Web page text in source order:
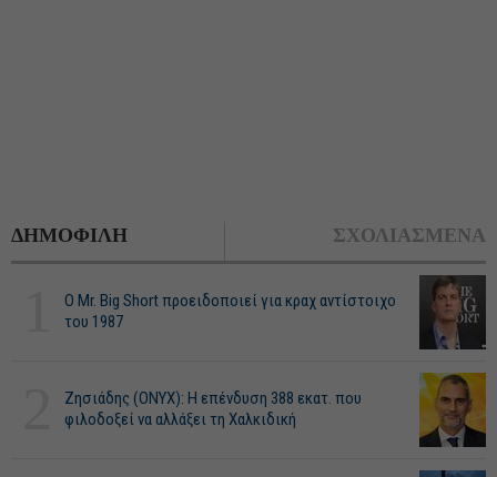
ΔΗΜΟΦΙΛΗ ΣΧΟΛΙΑΣΜΕΝΑ
O Mr. Big Short προειδοποιεί για κραχ αντίστοιχο
του 1987
Ζησιάδης (ONYX): Η επένδυση 388 εκατ. που
φιλοδοξεί να αλλάξει τη Χαλκιδική